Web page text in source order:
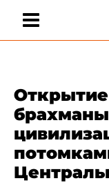
Открытие